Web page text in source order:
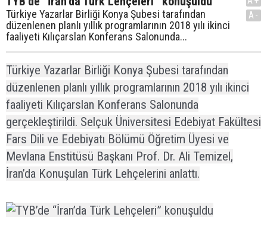
Türkiye Yazarlar Birliği Konya Şubesi tarafından
düzenlenen planlı yıllık programlarının 2018 yılı ikinci
faaliyeti Kılıçarslan Konferans Salonunda...
A-
Türkiye Yazarlar Birliği Konya Şubesi tarafından
düzenlenen planlı yıllık programlarının 2018 yılı ikinci
faaliyeti Kılıçarslan Konferans Salonunda
gerçekleştirildi. Selçuk Üniversitesi Edebiyat Fakültesi
Fars Dili ve Edebiyatı Bölümü Öğretim Üyesi ve
Mevlana Enstitüsü Başkanı Prof. Dr. Ali Temizel,
İran’da Konuşulan Türk Lehçelerini anlattı.